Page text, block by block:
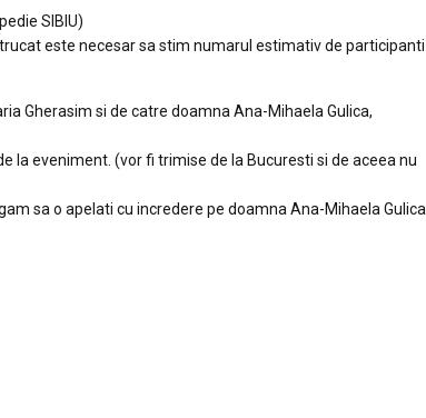
SIBIU)
este necesar sa stim numarul estimativ de participanti
Gherasim si de catre doamna Ana-Mihaela Gulica,
la eveniment. (vor fi trimise de la Bucuresti si de aceea nu
sa o apelati cu incredere pe doamna Ana-Mihaela Gulica